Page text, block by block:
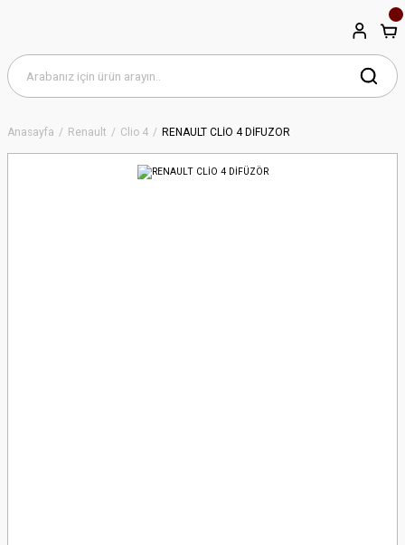
Anasayfa Renault Clio 4 RENAULT CLİO 4 DİFÜZÖR